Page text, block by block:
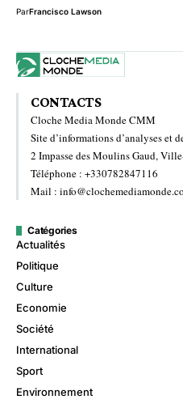
ParFrancisco Lawson
CONTACTS
Cloche Media Monde CMM
Site d’informations d’analyses et
2 Impasse des Moulins Gaud,
Téléphone : +330782847116
Mail :
Catégories
Actualités
Politique
Culture
Economie
Société
International
Sport
Environnement